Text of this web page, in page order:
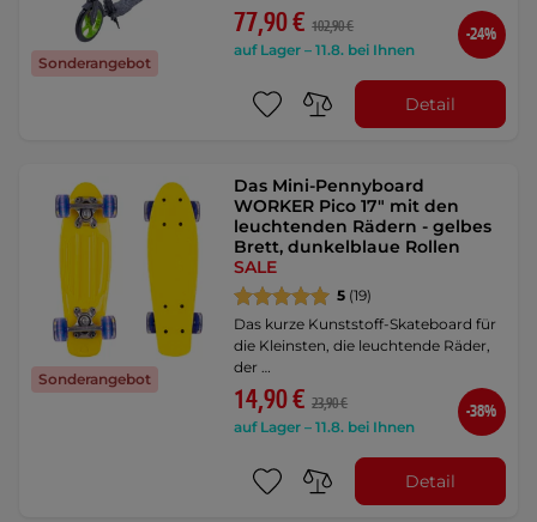
Sonderangebot
77,90 € 102,90 €
auf Lager – 11.8. bei Ihnen
-24%
Detail
Sonderangebot
Das Mini-Pennyboard
WORKER Pico 17" mit den
leuchtenden Rädern - gelbes
Brett, dunkelblaue Rollen
SALE
5 (19)
Das kurze Kunststoff-Skateboard für
die Kleinsten, die leuchtende Räder,
der …
14,90 € 23,90 €
auf Lager – 11.8. bei Ihnen
-38%
Detail